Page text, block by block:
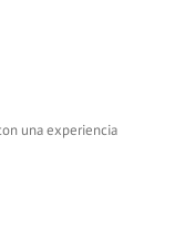
una experiencia